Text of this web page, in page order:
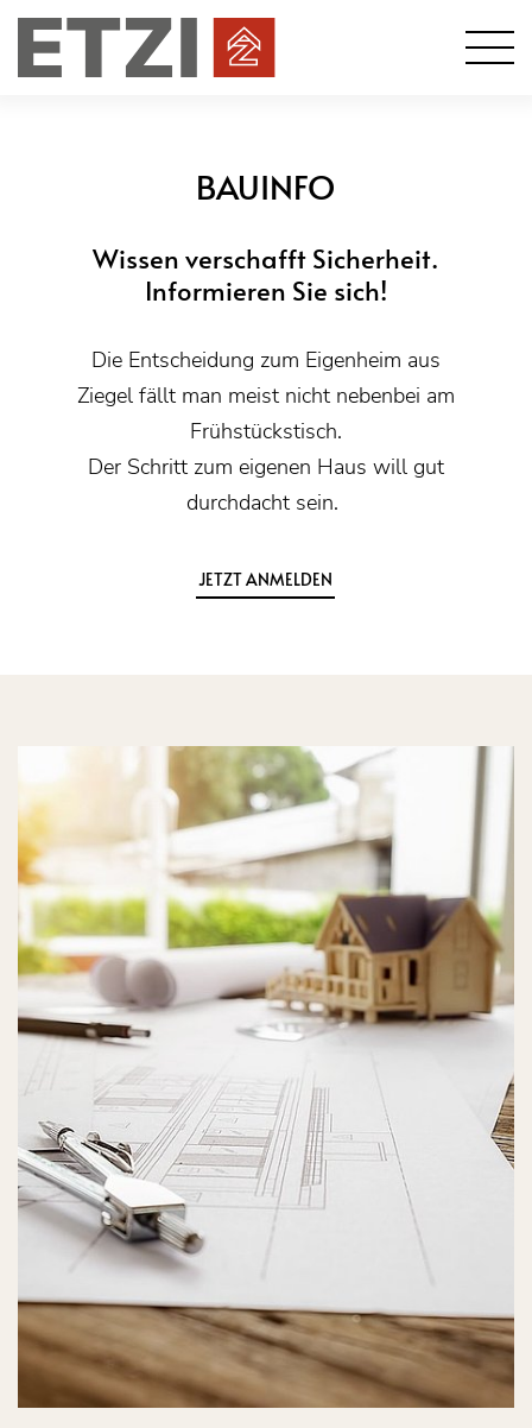
BAUINFO
Wissen verschafft Sicherheit.
Informieren Sie sich!
Die Entscheidung zum Eigenheim aus
Ziegel fällt man meist nicht nebenbei am
Frühstückstisch.
Der Schritt zum eigenen Haus will gut
durchdacht sein.
JETZT ANMELDEN